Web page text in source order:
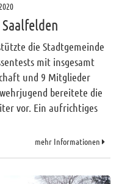
die Stadtgemeinde
mit insgesamt
und 9 Mitglieder
bereitete die
vor. Ein aufrichtiges
mehr Informationen